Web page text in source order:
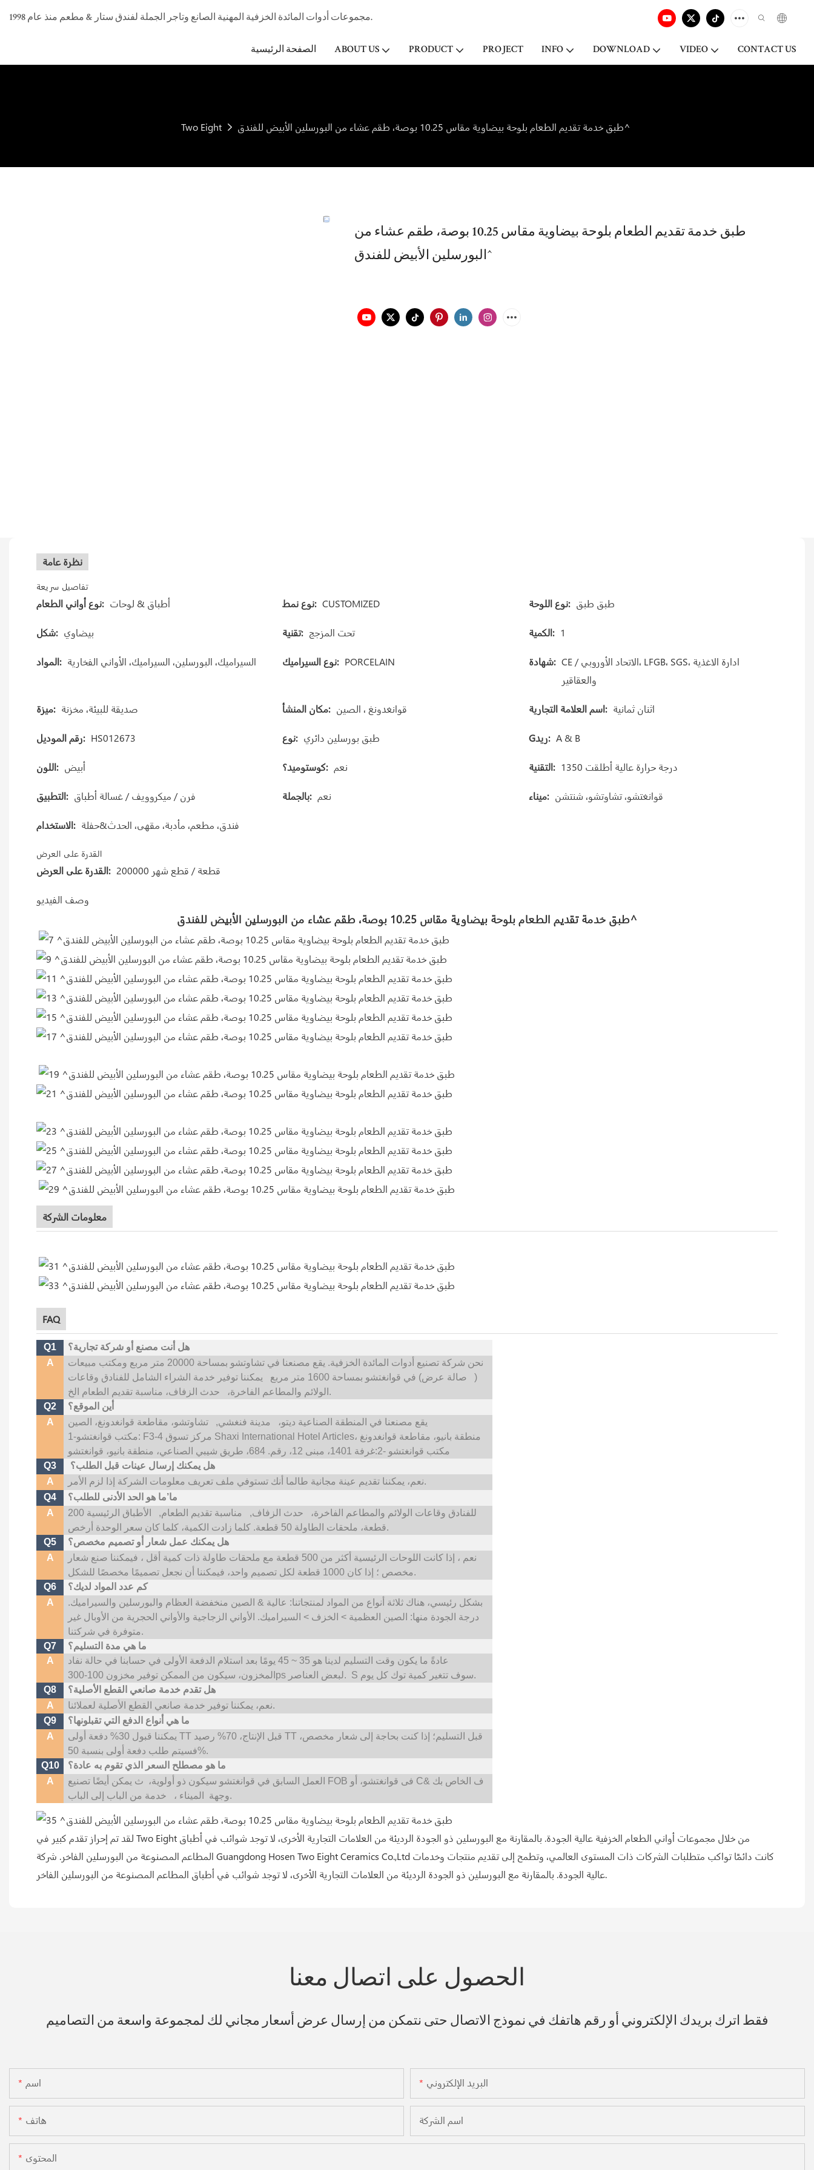
مجموعات أدوات المائدة الخزفية المهنية الصانع وتاجر الجملة لفندق ستار & مطعم منذ عام 1998.
الصفحة الرئيسية ABOUT US PRODUCT PROJECT INFO DOWNLOAD VIDEO CONTACT US
Two Eight طبق خدمة تقديم الطعام بلوحة بيضاوية مقاس 10.25 بوصة، طقم عشاء من البورسلين الأبيض للفندق^
طبق خدمة تقديم الطعام بلوحة بيضاوية مقاس 10.25 بوصة، طقم عشاء من
البورسلين الأبيض للفندق^
نظرة عامة
تفاصيل سريعة
نوع أواني الطعام: أطباق & لوحات نوع نمط: CUSTOMIZED نوع اللوحة: طبق طبق
شكل: بيضاوي تقنية: تحت المزجج الكمية: 1
المواد: السيراميك، البورسلين، السيراميك، الأواني الفخارية نوع السيراميك: PORCELAIN شهادة: CE / الاتحاد الأوروبي، LFGB، SGS، ادارة الاغذية
والعقاقير
ميزة: صديقة للبيئة، مخزنة مكان المنشأ: قوانغدونغ ، الصين اسم العلامة التجارية: اثنان ثمانية
رقم الموديل: HS012673 نوع: طبق بورسلين دائري Gريد: A & B
اللون: أبيض كوستوميد؟: نعم التقنية: 1350 درجة حرارة عالية أطلقت
التطبيق: فرن / ميكروويف / غسالة أطباق بالجملة: نعم ميناء: قوانغتشو، تشاوتشو، شنتشن
الاستخدام: فندق، مطعم، مأدبة، مقهى، الحدث&حفلة
القدرة على العرض
القدرة على العرض: 200000 قطعة / قطع شهر
وصف الفيديو
طبق خدمة تقديم الطعام بلوحة بيضاوية مقاس 10.25 بوصة، طقم عشاء من البورسلين الأبيض للفندق^
معلومات الشركة
FAQ
Q1
هل أنت مصنع أو شركة تجارية؟
A
نحن شركة تصنيع أدوات المائدة الخزفية. يقع مصنعنا في تشاوتشو بمساحة 20000 متر مربع ومكتب مبيعات
(
صالة عرض) في قوانغتشو بمساحة 1600 متر مربع
يمكننا توفير خدمة الشراء الشامل للفنادق وقاعات
الولائم والمطاعم الفاخرة، حدث الزفاف، مناسبة تقديم الطعام الخ.
Q2
أين الموقع؟
A
يقع مصنعنا في المنطقة الصناعية ديتو، مدينة فنغشي,
مكتب قوانغتشو -2:غرفة 1401، مبنى 12، رقم. 684، طريق شيبي الصناعي، منطقة بانيو، قوانغتشو
Q3
هل يمكنك إرسال عينات قبل الطلب؟
A
نعم، يمكننا تقديم عينة مجانية طالما أنك تستوفي ملف تعريف معلومات الشركة إذا لزم الأمر.
Q4
ما’ما هو الحد الأدنى للطلب؟
A
للفنادق وقاعات الولائم والمطاعم الفاخرة، حدث الزفاف, مناسبة تقديم الطعام,
الأطباق الرئيسية 200
قطعة، ملحقات الطاولة 50 قطعة. كلما زادت الكمية، كلما كان سعر الوحدة أرخص.
Q5
هل يمكنك عمل شعار أو تصميم مخصص؟
A
نعم ، إذا كانت اللوحات الرئيسية أكثر من 500 قطعة مع ملحقات طاولة ذات كمية أقل ، فيمكننا صنع شعار
مخصص ؛ إذا كان 1000 قطعة لكل تصميم واحد، فيمكننا أن نجعل تصميمًا مخصصًا للشكل.
Q6
كم عدد المواد لديك؟
A
بشكل رئيسي، هناك ثلاثة أنواع من المواد لمنتجاتنا: عالية & الصين منخفضة العظام والبورسلين والسيراميك.
درجة الجودة منها: الصين العظمية > الخزف > السيراميك. الأواني الزجاجية والأواني الحجرية من الأوبال غير
متوفرة في شركتنا.
Q7
ما هي مدة التسليم؟
A
عادةً ما يكون وقت التسليم لدينا هو 35 ~ 45 يومًا بعد استلام الدفعة الأولى في حسابنا في حالة نفاد
المخزون، سيكون من الممكن توفير مخزون 100-300ps لبعض العناصر. S
سوف تتغير كمية توك كل يوم.
Q8
A
نعم، يمكننا توفير خدمة صانعي القطع الأصلية لعملائنا.
Q9
ما هي أنواع الدفع التي تقبلونها؟
A
يمكننا قبول 30% دفعة أولى TT قبل الإنتاج، 70% رصيد TT قبل التسليم؛ إذا كنت بحاجة إلى شعار مخصص،
فسيتم طلب دفعة أولى بنسبة 50%.
Q10
ما هو مصطلح السعر الذي تقوم به عادة؟
A
العمل السابق في قوانغتشو سيكون ذو أولوية، ث
يمكن أيضًا تصنيع FOB فى قوانغتشو، أو C&ف الخاص بك
وجهة
الميناء ، خدمة من الباب إلى الباب.
لقد تم إحراز تقدم كبير في Two Eight من خلال مجموعات أواني الطعام الخزفية عالية الجودة. بالمقارنة مع البورسلين ذو الجودة الرديئة من العلامات التجارية الأخرى، لا توجد شوائب في أطباق
المطاعم المصنوعة من البورسلين الفاخر. شركة Guangdong Hosen Two Eight Ceramics Co.,Ltd كانت دائمًا تواكب متطلبات الشركات ذات المستوى العالمي، وتطمح إلى تقديم منتجات وخدمات
عالية الجودة. بالمقارنة مع البورسلين ذو الجودة الرديئة من العلامات التجارية الأخرى، لا توجد شوائب في أطباق المطاعم المصنوعة من البورسلين الفاخر.
الحصول على اتصال معنا
فقط اترك بريدك الإلكتروني أو رقم هاتفك في نموذج الاتصال حتى نتمكن من إرسال عرض أسعار مجاني لك لمجموعة واسعة من التصاميم
اسم البريد الإلكتروني
هاتف اسم الشركة
المحتوى